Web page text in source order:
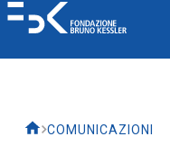
COMUNICAZIONI